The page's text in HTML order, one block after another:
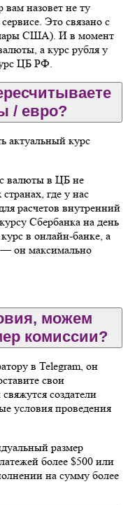
вам назовет не ту
Это связано с
США). И в момент
а курс рубля у
ЦБ РФ.
/ евро?
актуальный курс
валюты в ЦБ не
где у нас
расчетов внутренний
Сбербанка на день
в онлайн-банке, а
он максимально
можем
комиссии?
в Telegram, он
свои
создатели
условия проведения
размер
более $500 или
на сумму более